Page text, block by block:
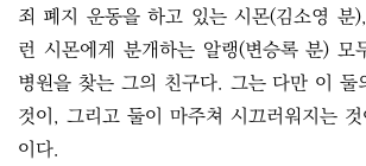
죄 폐지 운동을 하고 있는 시몬(김소영 분
런 시몬에게 분개하는 알랭(변승록 분) 모
병원을 찾는 그의 친구다. 그는 다만 이 둘
것이, 그리고 둘이 마주쳐 시끄러워지는
이다.